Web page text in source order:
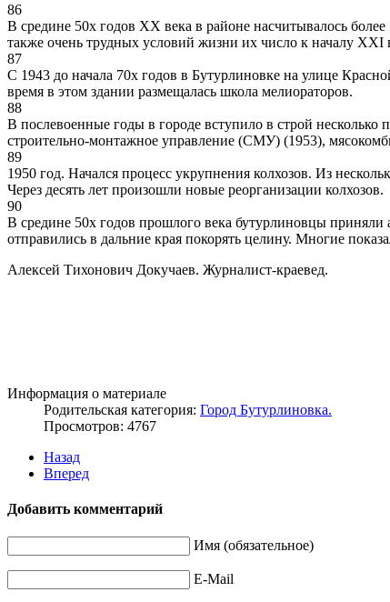
86
В средине 50х годов XX века в районе насчитывалось
также очень трудных условий жизни их число к началу XXI
87
С 1943 до начала 70х годов в Бутурлиновке на улице
время в этом здании размещалась школа мелиораторов.
88
В послевоенные годы в городе вступило в строй
строительно-монтажное управление (СМУ) (1953),
89
1950 год. Начался процесс укрупнения колхозов. Из
Через десять лет произошли новые реорганизации колхозов.
90
В средине 50х годов прошлого века бутурлиновцы
отправились в дальние края покорять целину. Многие
Алексей Тихонович Докучаев. Журналист-краевед.
Информация о материале
Родительская категория: Город Бутурлиновка.
Просмотров: 4767
Назад
Вперед
Добавить комментарий
Имя (обязательное)
E-Mail